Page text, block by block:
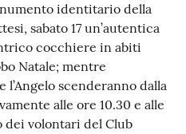
identitario della
sabato 17 un’autentica
cocchiere in abiti
Natale; mentre
l’Angelo scenderanno dalla
alle ore 10.30 e alle
dei volontari del Club